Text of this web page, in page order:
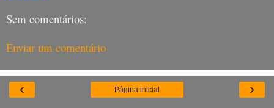
Sem comentários:
Enviar um comentário
‹ ›
Página inicial